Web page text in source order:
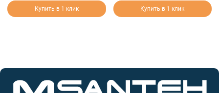
Купить в 1 клик Купить в 1 клик